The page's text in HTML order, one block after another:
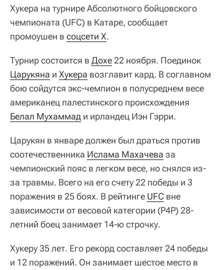
Хукера на турнире Абсолютного бойцовского
чемпионата (UFC) в Катаре, сообщает
промоушен в соцсети X.
Турнир состоится в Дохе 22 ноября. Поединок
Царукяна и Хукера возглавит кард. В соглавном
бою сойдутся экс-чемпион в полусреднем весе
американец палестинского происхождения
Белал Мухаммад и ирландец Иэн Гэрри.
Царукян в январе должен был драться против
соотечественника Ислама Махачева за
чемпионский пояс в легком весе, но снялся из-
за травмы. Всего на его счету 22 победы и 3
поражения в 25 боях. В рейтинге UFC вне
зависимости от весовой категории (P4P) 28-
летний боец занимает 14-ю строчку.
Хукеру 35 лет. Его рекорд составляет 24 победы
и 12 поражений. Он занимает шестое место в